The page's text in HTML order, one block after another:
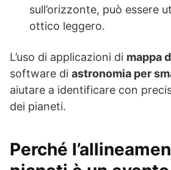
sull’orizzonte, può essere
ottico leggero.
L’uso di applicazioni di mappa
software di astronomia per
aiutare a identificare con
dei pianeti.
Perché